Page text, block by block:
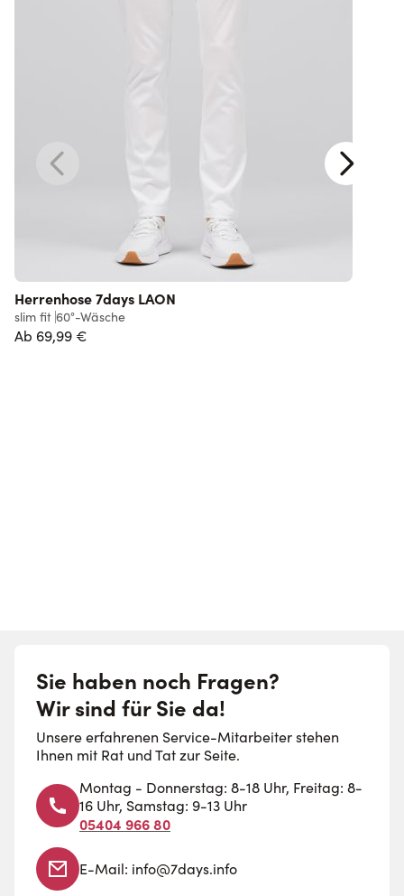
Herrenhose 7days LAON
slim fit 60°-Wäsche
Ab 69,99 €
Sie haben noch Fragen?
Wir sind für Sie da!
Unsere erfahrenen Service-Mitarbeiter stehen
Ihnen mit Rat und Tat zur Seite.
Montag - Donnerstag: 8-18 Uhr, Freitag: 8-
16 Uhr, Samstag: 9-13 Uhr
05404 966 80
E-Mail: info@7days.info